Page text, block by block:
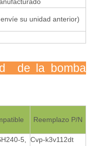
su unidad anterior)
de la bomba
Reemplazo P/N
5,
Cvp-k3v112dt